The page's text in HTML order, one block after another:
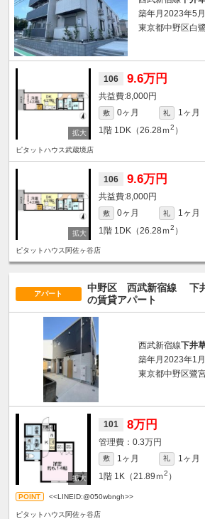
築年月2023年5
東京都中野区白
106 9.6万円
8,000円
敷 0ヶ月 礼
1ヶ月
1階 1DK（26.28ｍ2 ）
ピタットハウス武蔵境店
106 9.6万円
8,000円
敷 0ヶ月 礼
1ヶ月
1階 1DK（26.28ｍ2 ）
ピタットハウス阿佐ヶ谷店
アパート
中野区 西武新宿線 下
の賃貸アパート
西武新宿線下井
築年月2023年1
東京都中野区鷺
101 8万円
0.3万円
敷 1ヶ月 礼
1ヶ月
1階 1K（21.89ｍ2 ）
<<LINEID:@050wbngh>>
ピタットハウス阿佐ヶ谷店